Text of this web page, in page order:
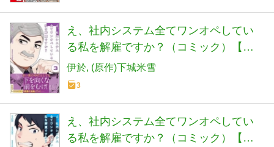
え、社内システム全てワンオペしてい
る私を解雇ですか？（コミック）【電
子版特典付】３
伊於 (原作)下城米雪
3
え、社内システム全てワンオペしてい
る私を解雇ですか？（コミック）【電